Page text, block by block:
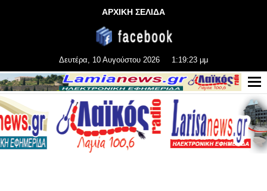
ΑΡΧΙΚΗ ΣΕΛΙΔΑ
Δευτέρα, 10 Αυγούστου 2026 1:19:24 μμ